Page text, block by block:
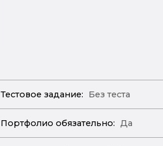
Тестовое задание: Без теста
Портфолио обязательно: Да